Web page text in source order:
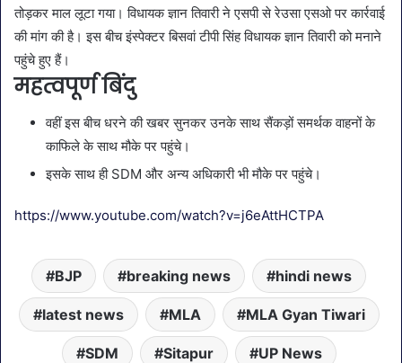
तोड़कर माल लूटा गया। विधायक ज्ञान तिवारी ने एसपी से रेउसा एसओ पर कार्रवाई
की मांग की है। इस बीच इंस्पेक्टर बिसवां टीपी सिंह विधायक ज्ञान तिवारी को मनाने
पहुंचे हुए हैं।
महत्वपूर्ण बिंदु
वहीं इस बीच धरने की खबर सुनकर उनके साथ सैंकड़ों समर्थक वाहनों के
काफिले के साथ मौके पर पहुंचे।
इसके साथ ही SDM और अन्य अधिकारी भी मौके पर पहुंचे।
https://www.youtube.com/watch?v=j6eAttHCTPA
BJP breaking news hindi news
latest news MLA MLA Gyan Tiwari
SDM Sitapur UP News